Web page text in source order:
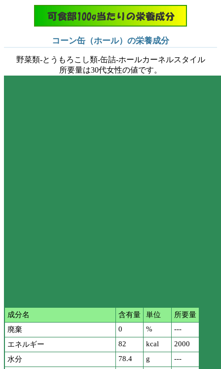
コーン缶（ホール）の栄養成分
野菜類-とうもろこし類-缶詰-ホールカーネルスタイル
所要量は30代女性の値です。
成分名 含有量 単位
所要量
廃棄
0 %
---
エネルギー
82 kcal
2000
水分
78.4 g
---